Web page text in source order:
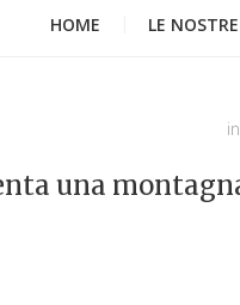
HOME LE
in
una